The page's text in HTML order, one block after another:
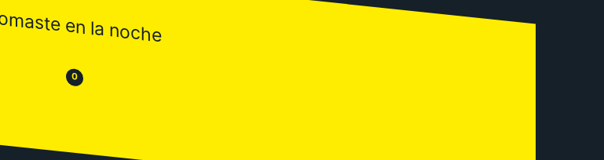
en la noche
😒 0 😂